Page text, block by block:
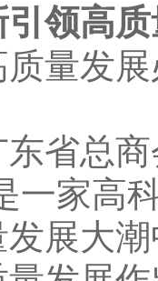
领高质
发展
总商
一家高
展大